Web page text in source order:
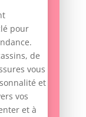
pour
de
vous
et
vos
et à